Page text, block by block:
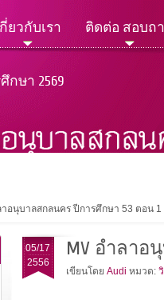
ยวกับเรา ติดต่อ สอบถ
กษา 2569
าอนุบาลสกลนคร ปีการศึกษา 53 ตอน 1
05/17
2556
MV อำลาอ
เขียนโดย Audi หมวด: